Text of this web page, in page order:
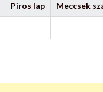
Piros lap Meccsek